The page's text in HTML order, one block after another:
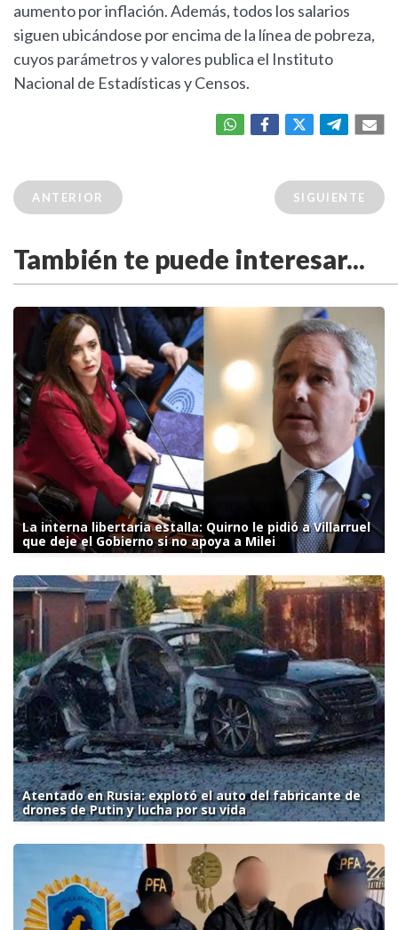
aumento por inflación. Además, todos los salarios
siguen ubicándose por encima de la línea de pobreza,
cuyos parámetros y valores publica el Instituto
Nacional de Estadísticas y Censos.
ANTERIOR SIGUIENTE
También te puede interesar...
La interna libertaria estalla: Quirno le pidió a Villarruel
que deje el Gobierno si no apoya a Milei
Atentado en Rusia: explotó el auto del fabricante de
drones de Putin y lucha por su vida